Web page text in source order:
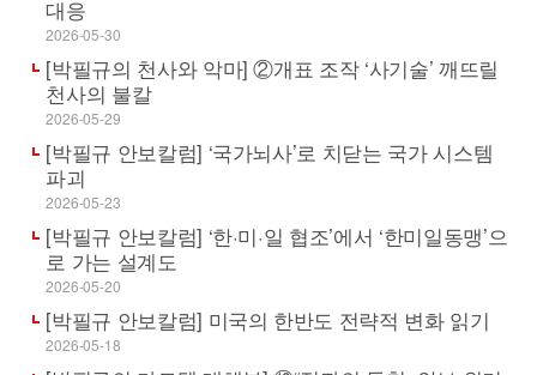
대응
2026-05-30
[박필규의 천사와 악마] ②개표 조작 ‘사기술’ 깨뜨릴
천사의 불칼
2026-05-29
[박필규 안보칼럼] ‘국가뇌사’로 치닫는 국가 시스템
파괴
2026-05-23
[박필규 안보칼럼] ‘한·미·일 협조’에서 ‘한미일동맹’으
로 가는 설계도
2026-05-20
[박필규 안보칼럼] 미국의 한반도 전략적 변화 읽기
2026-05-18